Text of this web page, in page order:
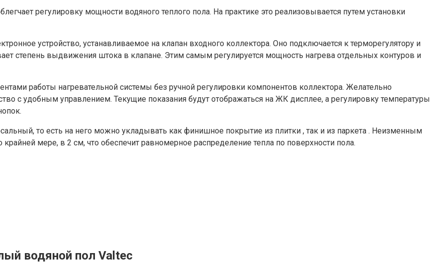
регулировку мощности водяного теплого пола. На практике это реализовывается путем установки
устройство, устанавливаемое на клапан входного коллектора. Оно подключается к терморегулятору и
степень выдвижения штока в клапане. Этим самым регулируется мощность нагрева отдельных контуров и
работы нагревательной системы без ручной регулировки компонентов коллектора. Желательно
с удобным управлением. Текущие показания будут отображаться на ЖК дисплее, а регулировку температуры
то есть на него можно укладывать как финишное покрытие из плитки , так и из паркета . Неизменным
мере, в 2 см, что обеспечит равномерное распределение тепла по поверхности пола.
водяной пол Valtec